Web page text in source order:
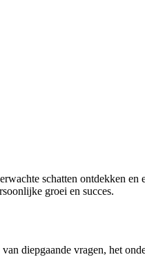
schatten ontdekken
groei en succes.
diepgaande vragen, het